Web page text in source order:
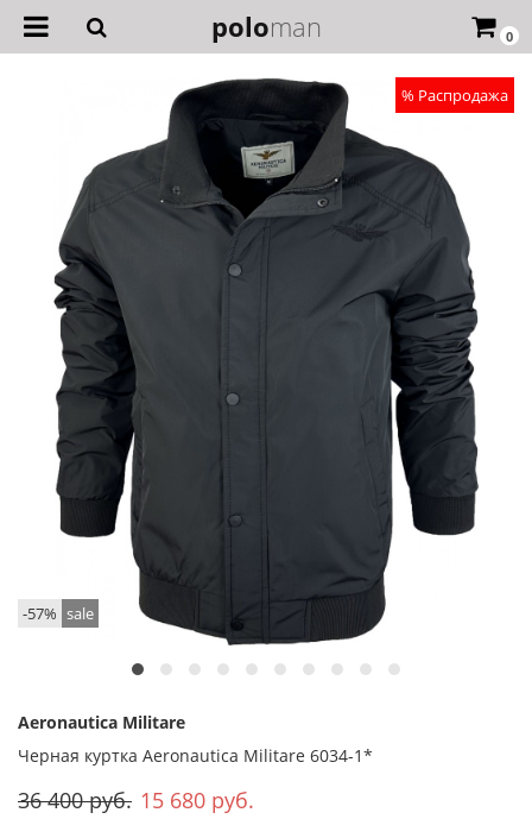
0
poloman
% Распродажа
-57% sale
Aeronautica Militare
Черная куртка Aeronautica Militare 6034-1*
36 400 руб. 15 680 руб.